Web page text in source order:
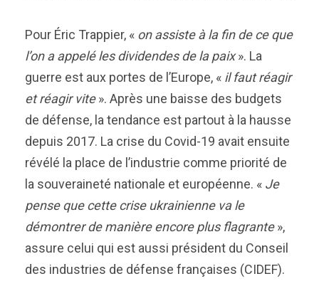
Pour Éric Trappier, « on assiste à la fin de ce que
l’on a appelé les dividendes de la paix». La
guerre est aux portes de l’Europe, « il faut réagir
et réagir vite». Après une baisse des budgets
de défense, la tendance est partout à la hausse
depuis 2017. La crise du Covid-19 avait ensuite
révélé la place de l’industrie comme priorité de
la souveraineté nationale et européenne. « Je
pense que cette crise ukrainienne va le
démontrer de manière encore plus flagrante»,
assure celui qui est aussi président du Conseil
des industries de défense françaises (CIDEF).